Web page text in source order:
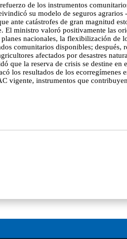
de los instrumentos
su modelo de seguros
ante catástrofes de gran magnitud
El ministro valoró positivamente las
nacionales, la flexibilización de
comunitarios disponibles;
afectados por desastres
que la reserva de crisis se destine
los resultados de los
vigente, instrumentos que